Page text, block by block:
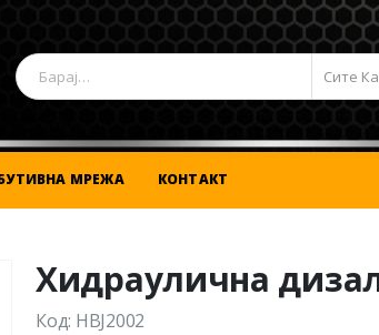
Сите
МРЕЖА КОНТАКТ
Хидраулична
Код: HBJ2002